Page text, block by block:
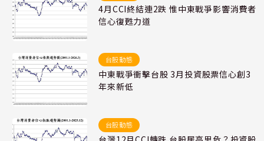
4月CCI終結連2跌 惟中東戰爭影響消費者
信心復甦力道
台股動態
中東戰爭衝擊台股 3月投資股票信心創3
年來新低
台股動態